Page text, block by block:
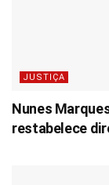
JUSTIÇA
Nunes
restabelece